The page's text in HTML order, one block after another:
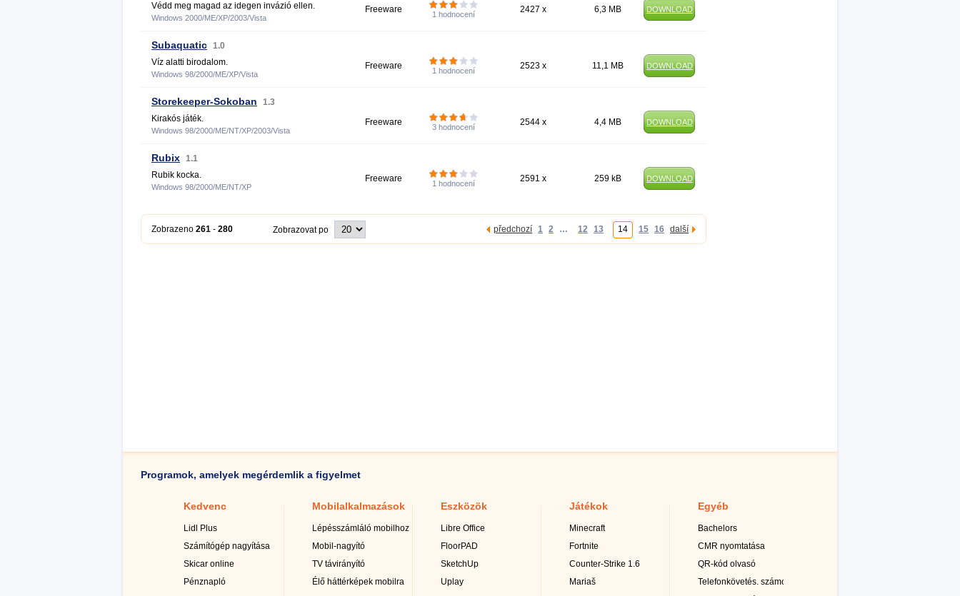
Védd meg magad az idegen invázió ellen.
Windows 2000/ME/XP/2003/Vista
Freeware 1 hodnocení 2427 x 6,3 MB DOWNLOAD
Subaquatic 1.0
Víz alatti birodalom.
Windows 98/2000/ME/XP/Vista
Freeware 1 hodnocení 2523 x 11,1 MB DOWNLOAD
Storekeeper-Sokoban
1.3
Kirakós játék.
Windows 98/2000/ME/NT/XP/2003/Vista
Freeware 3 hodnocení 2544 x 4,4 MB DOWNLOAD
Rubix 1.1
Rubik kocka.
Windows 98/2000/ME/NT/XP
Freeware 1 hodnocení 2591 x 259 kB DOWNLOAD
Zobrazeno 261 - 280 Zobrazovat po předchozí 1 2 … 12 13 14 15 16 další
Programok, amelyek megérdemlik a figyelmet
Kedvenc
Lidl Plus
Számítógép nagyítása
Skicar online
Pénznapló
Mobilalkalmazások
Lépésszámláló mobilhoz
Mobil-nagyító
TV távirányító
Élő háttérképek mobilra
Eszközök
Libre Office
FloorPAD
SketchUp
Uplay
Játékok
Minecraft
Fortnite
Counter-Strike 1.6
Mariaš
Egyéb
Bachelors
CMR nyomtatása
QR-kód olvasó
Telefonkövetés. számok